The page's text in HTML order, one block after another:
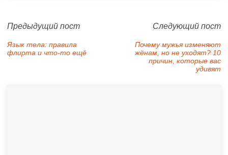
Предыдущий пост
Язык тела: правила
флирта и что-то ещё
Следующий пост
Почему мужья изменяют
жёнам, но не уходят? 10
причин, которые вас
удивят